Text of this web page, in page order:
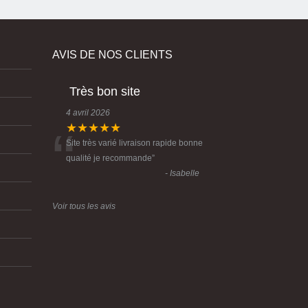
AVIS DE NOS CLIENTS
Très bon site
4 avril 2026
★★★★★
“Site très varié livraison rapide bonne
qualité je recommande”
- Isabelle
Voir tous les avis